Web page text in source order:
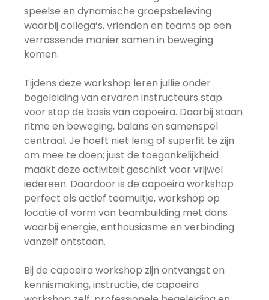
speelse en dynamische groepsbeleving
waarbij collega’s, vrienden en teams op een
verrassende manier samen in beweging
komen.
Tijdens deze workshop leren jullie onder
begeleiding van ervaren instructeurs stap
voor stap de basis van capoeira. Daarbij staan
ritme en beweging, balans en samenspel
centraal. Je hoeft niet lenig of superfit te zijn
om mee te doen; juist de toegankelijkheid
maakt deze activiteit geschikt voor vrijwel
iedereen. Daardoor is de capoeira workshop
perfect als actief teamuitje, workshop op
locatie of vorm van teambuilding met dans
waarbij energie, enthousiasme en verbinding
vanzelf ontstaan.
Bij de capoeira workshop zijn ontvangst en
kennismaking, instructie, de capoeira